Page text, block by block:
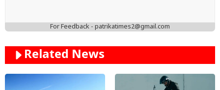
For Feedback - patrikatimes2@gmail.com
Related News